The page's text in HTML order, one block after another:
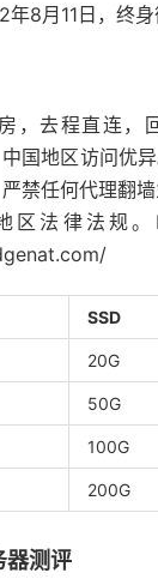
8月11日，终身
，去程直连，
国地区访问优
禁任何代理翻
法律法规。
SSD
20G
50G
100G
200G
器测评